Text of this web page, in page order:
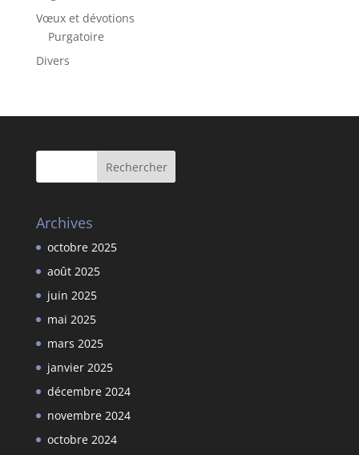
Vœux et dévotions
Purgatoire
Divers
Archives
octobre 2025
août 2025
juin 2025
mai 2025
mars 2025
janvier 2025
décembre 2024
novembre 2024
octobre 2024